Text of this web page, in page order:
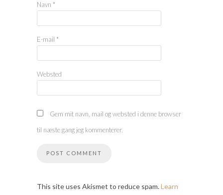
Navn *
E-mail *
Websted
Gem mit navn, mail og websted i denne browser
til næste gang jeg kommenterer.
This site uses Akismet to reduce spam.Learn